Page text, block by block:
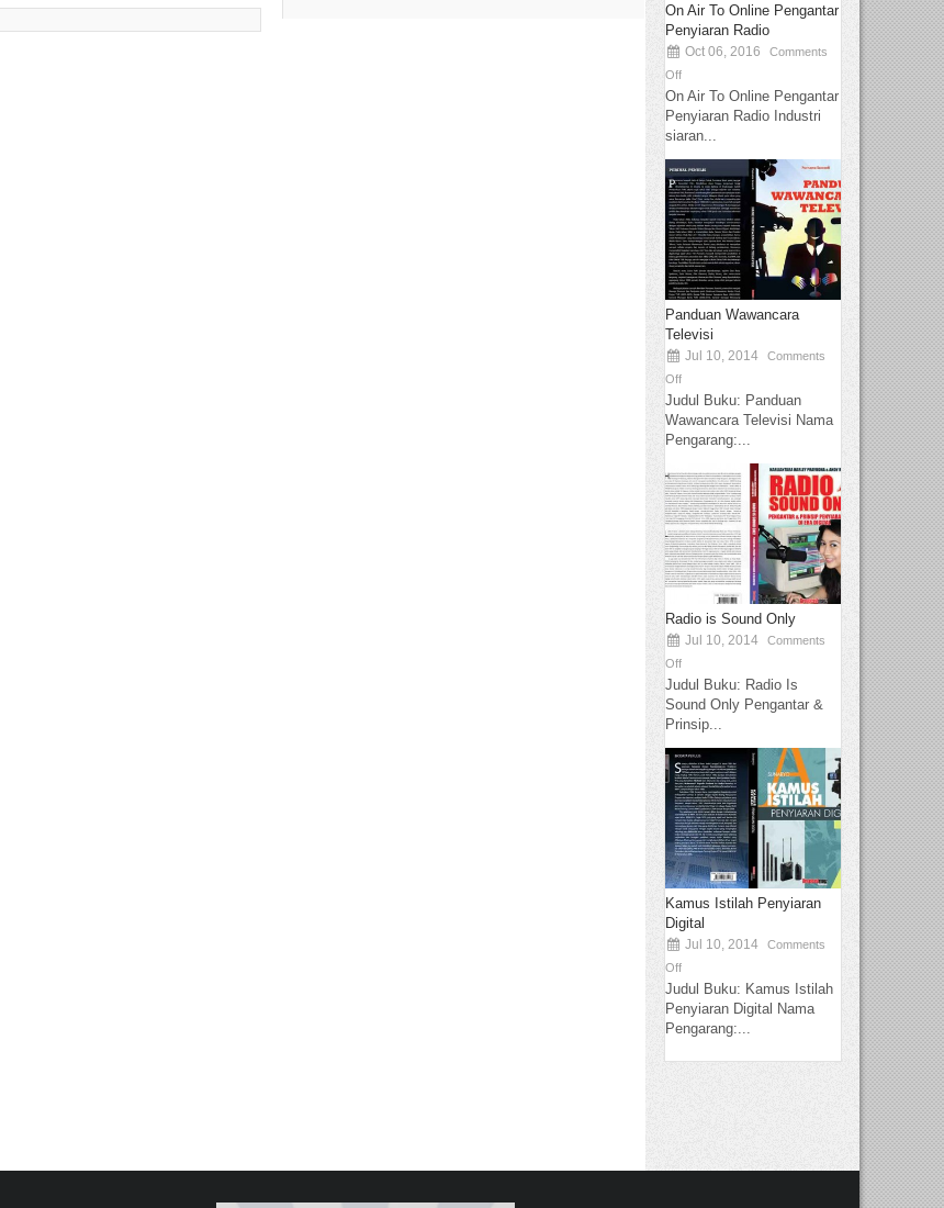
On Air To Online Pengantar
Penyiaran Radio
Oct 06, 2016
Comments
Off
On Air To Online Pengantar
Penyiaran Radio Industri
siaran...
Panduan Wawancara
Televisi
Jul 10, 2014
Comments
Off
Judul Buku: Panduan
Wawancara Televisi Nama
Pengarang:...
Radio is Sound Only
Jul 10, 2014
Comments
Off
Judul Buku: Radio Is
Sound Only Pengantar &
Prinsip...
Kamus Istilah Penyiaran
Digital
Jul 10, 2014
Comments
Off
Judul Buku: Kamus Istilah
Penyiaran Digital Nama
Pengarang:...